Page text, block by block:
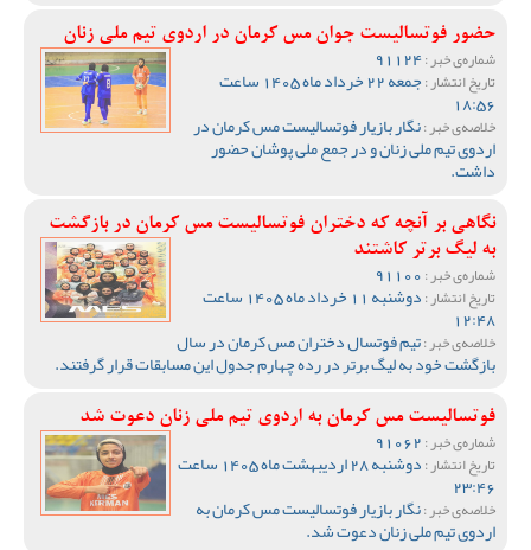
حضور فوتسالیست جوان مس کرمان در اردوی تیم ملی زنان
شماره‌ی خبر :
تاریخ انتشار : جمعه 22 خرداد ماه 1405 ساعت
18:56
خلاصه‌ی خبر :نگار بازیار فوتسالیست مس کرمان در
اردوی تیم ملی زنان و در جمع ملی پوشان حضور
داشت.
نگاهی بر آنچه که دختران فوتسالیست مس کرمان در بازگشت
به لیگ برتر کاشتند
شماره‌ی خبر :
تاریخ انتشار : دوشنبه 11 خرداد ماه 1405 ساعت
12:48
خلاصه‌ی خبر :تیم فوتسال دختران مس کرمان در سال
بازگشت خود به لیگ برتر در رده چهارم جدول این مسابقات قرار گرفتند.
فوتسالیست مس کرمان به اردوی تیم ملی زنان دعوت شد
شماره‌ی خبر :
تاریخ انتشار : دوشنبه 28 اردیبهشت ماه 1405 ساعت
23:46
خلاصه‌ی خبر :نگار بازیار فوتسالیست مس کرمان به
اردوی تیم ملی زنان دعوت شد.